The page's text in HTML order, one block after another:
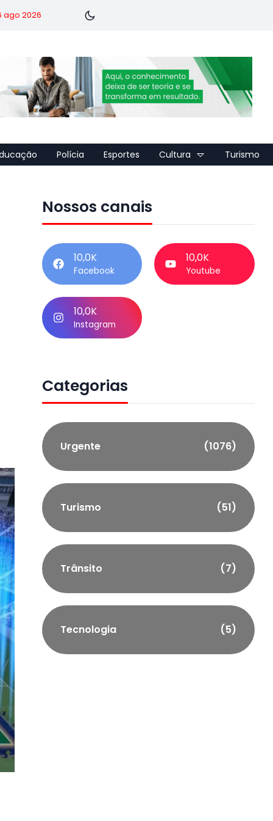
ago 2026
Polícia Esportes Cultura Turismo
Nossos canais
10,0K
Facebook
10,0K
Youtube
10,0K
Instagram
Categorias
Urgente (1076)
Turismo (51)
Trânsito (7)
Tecnologia (5)